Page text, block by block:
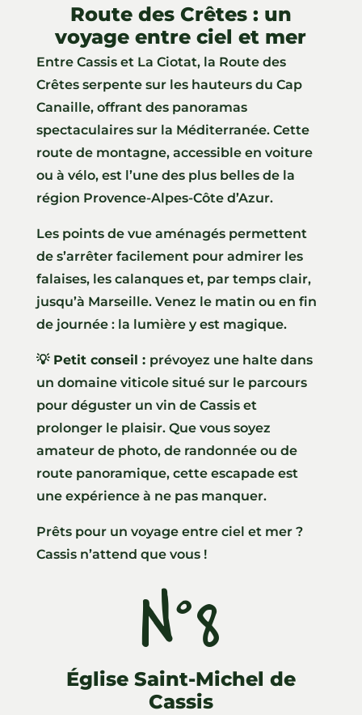
Route des Crêtes : un
voyage entre ciel et mer
Entre Cassis et La Ciotat, la Route des
Crêtes serpente sur les hauteurs du Cap
Canaille, offrant des panoramas
spectaculaires sur la Méditerranée. Cette
route de montagne, accessible en voiture
ou à vélo, est l’une des plus belles de la
région Provence-Alpes-Côte d’Azur.
Les points de vue aménagés permettent
de s’arrêter facilement pour admirer les
falaises, les calanques et, par temps clair,
jusqu’à Marseille. Venez le matin ou en fin
de journée : la lumière y est magique.
💡 Petit conseil : prévoyez une halte dans
un domaine viticole situé sur le parcours
pour déguster un vin de Cassis et
prolonger le plaisir. Que vous soyez
amateur de photo, de randonnée ou de
route panoramique, cette escapade est
une expérience à ne pas manquer.
Prêts pour un voyage entre ciel et mer ?
Cassis n’attend que vous !
N°8
Église Saint-Michel de
Cassis